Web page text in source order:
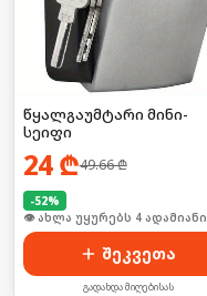
წყალგაუმტარი მინი-
სეიფი
24₾49.66₾
-52%
🛒 ბოლო 24სთ-ში იყიდა 6-მა
შეკვეთა
გადახდა მიღებისას